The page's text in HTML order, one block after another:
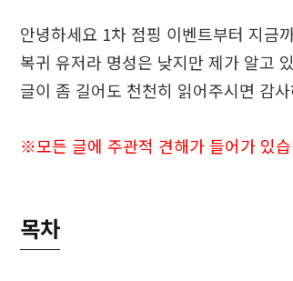
안녕하세요 1차 점핑 이벤트부터 지금
복귀 유저라 명성은 낮지만 제가 알고
글이 좀 길어도 천천히 읽어주시면 감
※모든 글에 주관적 견해가 들어가 있
목차